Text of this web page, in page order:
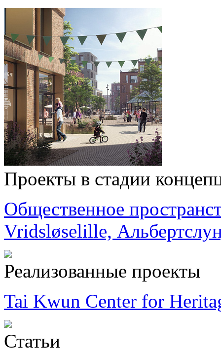
Проекты в стадии
Общественное
Vridsløselille,
Реализованные проекты
Tai Kwun Center for
Статьи